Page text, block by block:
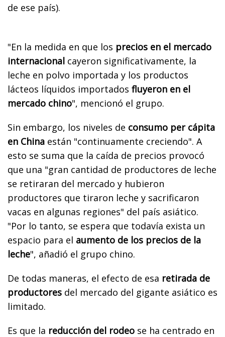
de ese país).
"En la medida en que los precios en el mercado
internacional cayeron significativamente, la
leche en polvo importada y los productos
lácteos líquidos importados fluyeron en el
mercado chino", mencionó el grupo.
Sin embargo, los niveles de consumo per cápita
en China están "continuamente creciendo". A
esto se suma que la caída de precios provocó
que una "gran cantidad de productores de leche
se retiraran del mercado y hubieron
productores que tiraron leche y sacrificaron
vacas en algunas regiones" del país asiático.
"Por lo tanto, se espera que todavía exista un
espacio para el aumento de los precios de la
leche", añadió el grupo chino.
De todas maneras, el efecto de esa retirada de
productores del mercado del gigante asiático es
limitado.
Es que la reducción del rodeo se ha centrado en